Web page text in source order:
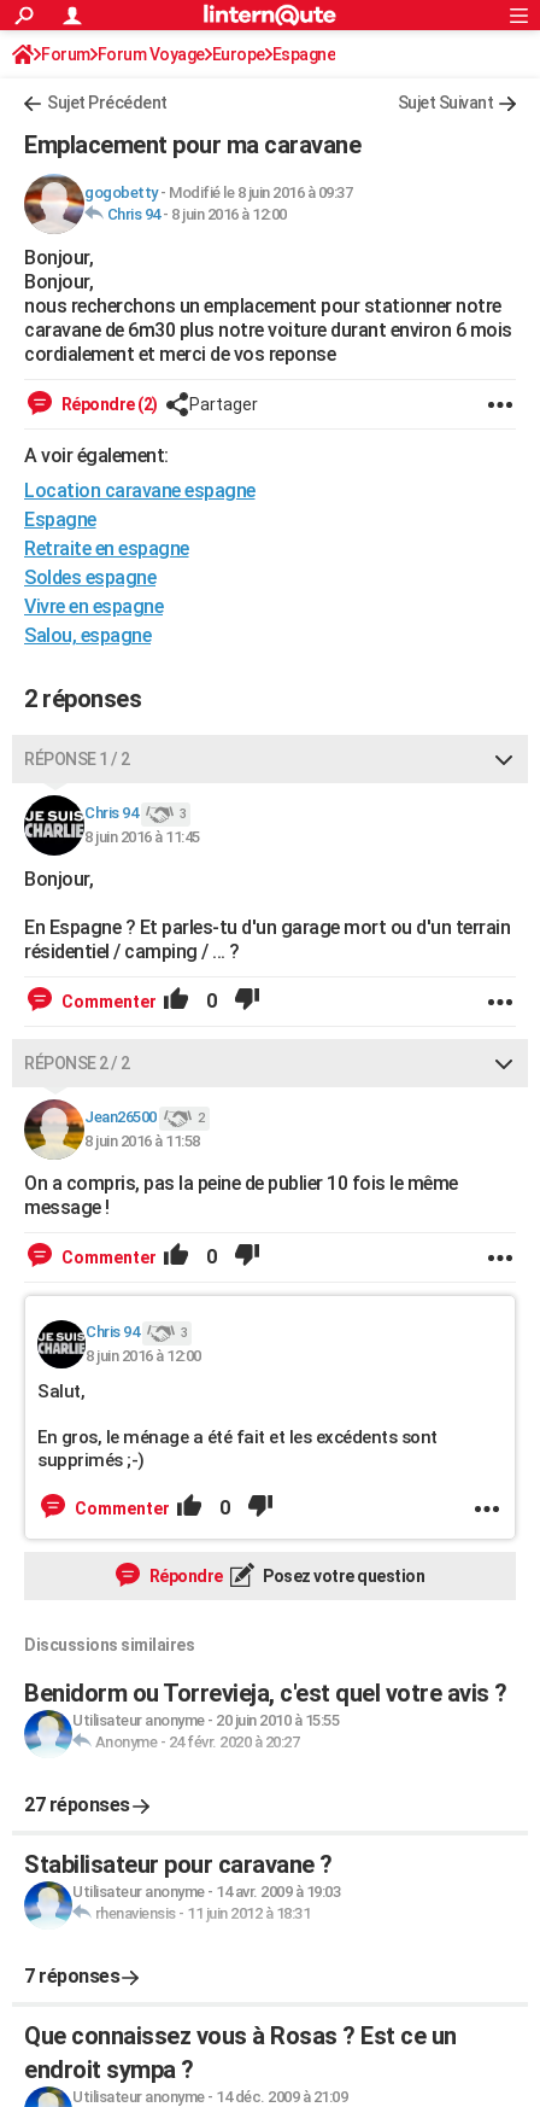
ACTUALITÉS
Politique
Société
Faits Divers
Education
Monde
Villes
+
FINANCE
Retraite
Impôts
Epargne
Immobilier
Risques naturels par ville
Banque
Assurance
Crédit
AUTO
Essais
Réserver un essai
Citadines
Berlines
SUV
Forum auto
+HIGH-TECH
Mobiles
Meilleur smartphone
Internet
Ordinateurs
Jeux vidéo
Guide high-tech
+BRICOLAGE
Forum
Aménagement intérieur
Extérieur
Cuisine
Salle de bains
Jardinage
Rangement
Guides de France
Escapades
Patrimoine
Expositions
Musées
Week-end nature
Art de vivre
Bien-être
Loisirs
Mode
Modes de vie
Alimentation
Guide de la santé
Maladies
Médicaments
Sommeil
VOYAGE
PHOTO
GUIDES D'ACHAT
CARTE DE VOEUX
Carte de Noël
Carte Bonne année
Carte Saint-Valentin
Carte Pâques
Carte d'anniversaire
DICTIONNAIRE
Dictionnaire
Biographies
Citations
Expressions
Proverbes
PROGRAMME TV
FORUM
Bricolage
Lifestyle
Culture
Sport
Auto
Television
Voyage
Cinema
S'inscrire
Connexion
Forum Forum Voyage Europe Espagne
Sujet Précédent Sujet Suivant
Emplacement pour ma caravane
gogobetty- Modifié le 8 juin 2016 à 09:37
Chris 94- 8 juin 2016 à 12:00
Bonjour,
Bonjour,
nous recherchons un emplacement pour stationner notre
caravane de 6m30 plus notre voiture durant environ 6 mois
cordialement et merci de vos reponse
Répondre (2) Partager
A voir également:
Location caravane espagne
Espagne
Retraite en espagne
Soldes espagne
Vivre en espagne
Salou, espagne
2 réponses
RÉPONSE 1 / 2
Chris 94 3
8 juin 2016 à 11:45
Bonjour,
En Espagne ? Et parles-tu d'un garage mort ou d'un terrain
résidentiel / camping / ... ?
Commenter 0
RÉPONSE 2 / 2
Jean26500 2
8 juin 2016 à 11:58
On a compris, pas la peine de publier 10 fois le même
message !
Commenter 0
Chris 94 3
8 juin 2016 à 12:00
Salut,
En gros, le ménage a été fait et les excédents sont
supprimés ;-)
Commenter 0
Répondre Posez votre question
Discussions similaires
Benidorm ou Torrevieja, c'est quel votre avis ?
Utilisateur anonyme- 20 juin 2010 à 15:55
Anonyme- 24 févr. 2020 à 20:27
27 réponses
Stabilisateur pour caravane ?
Utilisateur anonyme- 14 avr. 2009 à 19:03
rhenaviensis- 11 juin 2012 à 18:31
7 réponses
Que connaissez vous à Rosas ? Est ce un
endroit sympa ?
Utilisateur anonyme- 14 déc. 2009 à 21:09